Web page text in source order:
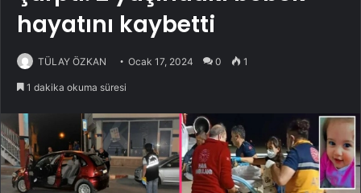
hayatını kaybetti
TÜLAY ÖZKAN Ocak 17, 2024 0 1
1 dakika okuma süresi